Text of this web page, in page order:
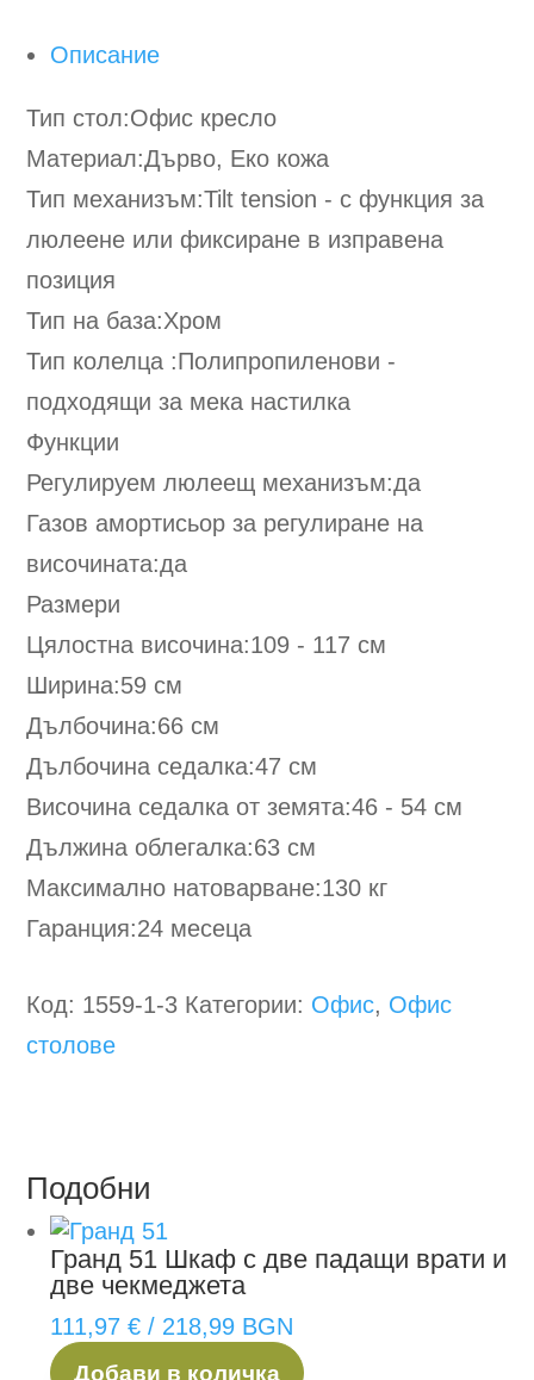
Описание
Тип стол:Офис кресло
Материал:Дърво, Еко кожа
Тип механизъм:Tilt tension - с функция за
люлеене или фиксиране в изправена
позиция
Тип на база:Хром
Тип колелца :Полипропиленови -
подходящи за мека настилка
Функции
Регулируем люлеещ механизъм:да
Газов амортисьор за регулиране на
височината:да
Размери
Цялостна височина:109 - 117 см
Ширина:59 см
Дълбочина:66 см
Дълбочина седалка:47 см
Височина седалка от земята:46 - 54 см
Дължина облегалка:63 см
Максимално натоварване:130 кг
Гаранция:24 месеца
Код: 1559-1-3 Категории: Офис, Офис
столове
Подобни
Гранд 51 Шкаф с две падащи врати и
две чекмеджета
111,97€ / 218,99 BGN
Добави в количка